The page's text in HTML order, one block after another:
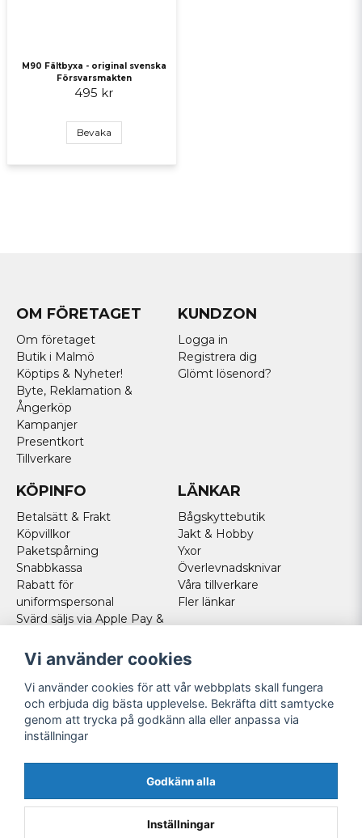
M90 Fältbyxa - original svenska
Försvarsmakten
495 kr
Bevaka
OM FÖRETAGET
Om företaget
Butik i Malmö
Köptips & Nyheter!
Byte, Reklamation &
Ångerköp
Kampanjer
Presentkort
Tillverkare
KUNDZON
Logga in
Registrera dig
Glömt lösenord?
KÖPINFO
Betalsätt & Frakt
Köpvillkor
Paketspårning
Snabbkassa
Rabatt för
uniformspersonal
Svärd säljs via Apple Pay &
Norska kunder
Cookies
LÄNKAR
Bågskyttebutik
Jakt & Hobby
Yxor
Överlevnadsknivar
Våra tillverkare
Fler länkar
FÖLJ OSS
Facebook
Instagram
Youtube
Vi använder cookies
Vi använder cookies för att vår webbplats skall fungera
och erbjuda dig bästa upplevelse. Bekräfta ditt samtycke
genom att trycka på godkänn alla eller anpassa via
inställningar
Godkänn alla
Inställningar